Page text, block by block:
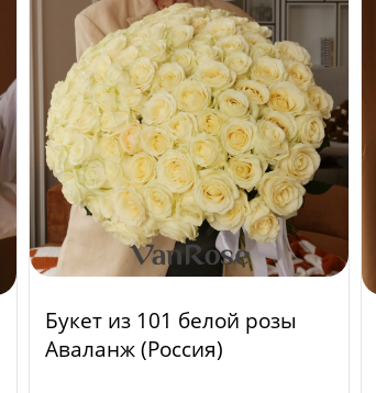
Букет из 101 белой розы
Аваланж (Россия)